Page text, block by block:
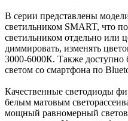
В серии представлены
светильником SMART, что
светильником отдельно или
диммировать, изменять
3000-6000К. Также доступно
светом со смартфона по
Качественные светодиоды
белым матовым
мощный равномерный